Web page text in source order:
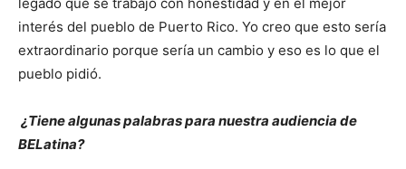
interés del pueblo de Puerto Rico. Yo creo que esto sería
extraordinario porque sería un cambio y eso es lo que el
pueblo pidió.
¿Tiene algunas palabras para nuestra audiencia de
BELatina?